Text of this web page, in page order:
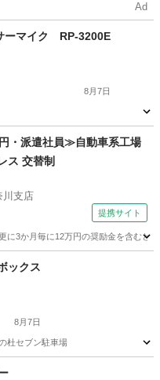
Ad
ーマイク RP-3200E
8月7日
・派遣社員≫自動車系工場
ス 交替制
川支店
提携サイト
に3か月毎に12万円の奨励金を含む
ックス
8月7日
杜セブン駐車場
ン家電
ー